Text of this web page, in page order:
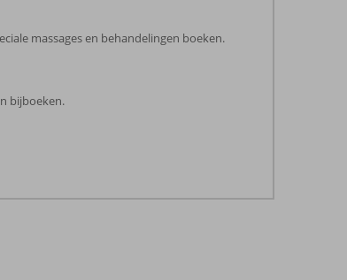
massages en behandelingen boeken.
bijboeken.